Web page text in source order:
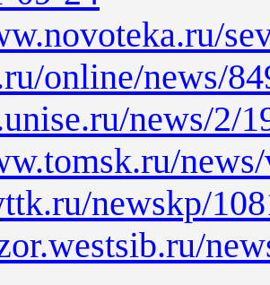
online/news/
news/2/
newskp/